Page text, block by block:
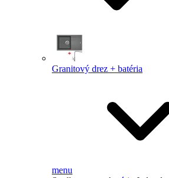
Granitový drez + batéria
menu